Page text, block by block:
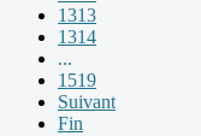
1313
1314
...
1519
Suivant
Fin